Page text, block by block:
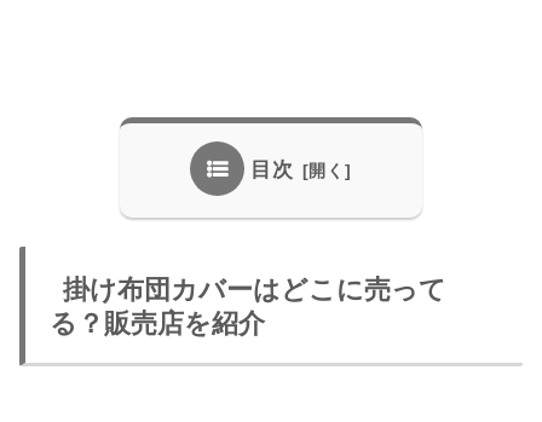
目次
掛け布団カバーはどこに売って
る？販売店を紹介